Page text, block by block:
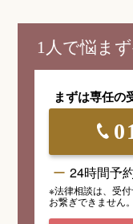
1人で悩ま
まずは専任の
24時間予
※法律相談は、受付
お繋ぎできません。